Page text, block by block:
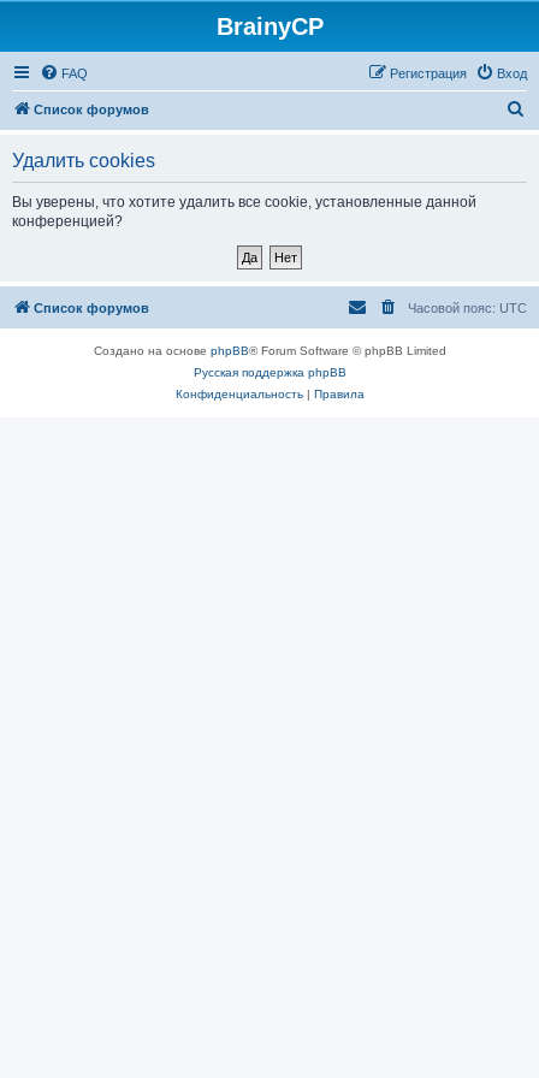
BrainyCP
FAQ Вход
Регистрация
Список форумов
Удалить cookies
Вы уверены, что хотите удалить все cookie, установленные данной
конференцией?
Список форумов Часовой пояс: UTC
Создано на основе phpBB® Forum Software © phpBB Limited
Русская поддержка phpBB
Конфиденциальность| Правила